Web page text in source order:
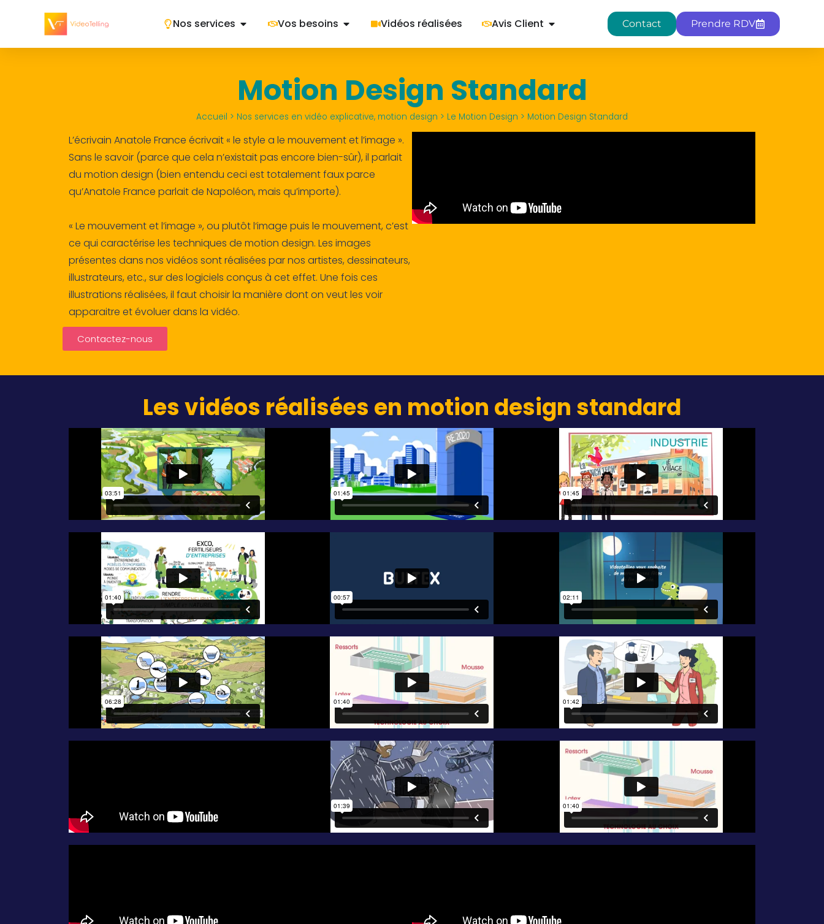
Nos services Vos besoins Vidéos réalisées Avis Client Contact Prendre RDV
Motion Design Standard
Accueil > Nos services en vidéo explicative, motion design > Le Motion Design > Motion Design Standard
L’écrivain Anatole France écrivait « le style a le mouvement et l’image ».
Sans le savoir (parce que cela n’existait pas encore bien-sûr), il parlait
du motion design (bien entendu ceci est totalement faux parce
qu’Anatole France parlait de Napoléon, mais qu’importe).
« Le mouvement et l’image », ou plutôt l‘image puis le mouvement, c’est
ce qui caractérise les techniques de motion design. Les images
présentes dans nos vidéos sont réalisées par nos artistes, dessinateurs,
illustrateurs, etc., sur des logiciels conçus à cet effet. Une fois ces
illustrations réalisées, il faut choisir la manière dont on veut les voir
apparaitre et évoluer dans la vidéo.
Contactez-nous
Les vidéos réalisées en motion design standard​